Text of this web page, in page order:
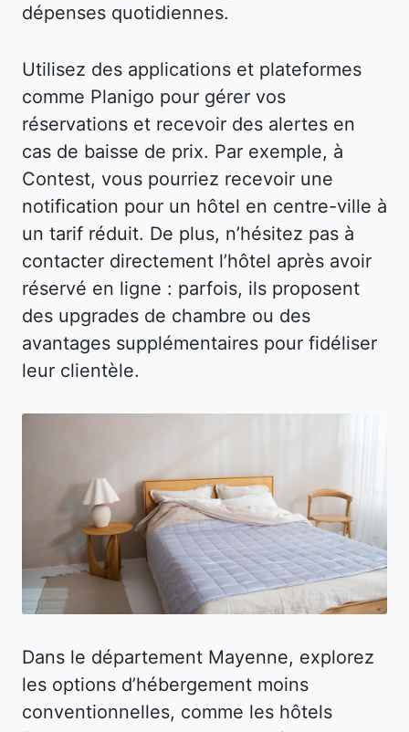
dépenses quotidiennes.
Utilisez des applications et plateformes
comme Planigo pour gérer vos
réservations et recevoir des alertes en
cas de baisse de prix. Par exemple, à
Contest, vous pourriez recevoir une
notification pour un hôtel en centre-ville à
un tarif réduit. De plus, n’hésitez pas à
contacter directement l’hôtel après avoir
réservé en ligne : parfois, ils proposent
des upgrades de chambre ou des
avantages supplémentaires pour fidéliser
leur clientèle.
Dans le département Mayenne, explorez
les options d’hébergement moins
conventionnelles, comme les hôtels